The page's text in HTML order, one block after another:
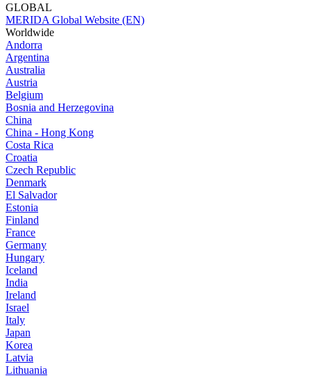
GLOBAL
MERIDA Global Website (EN)
Worldwide
Andorra
Argentina
Australia
Austria
Belgium
Bosnia and Herzegovina
China
China - Hong Kong
Costa Rica
Croatia
Czech Republic
Denmark
El Salvador
Estonia
Finland
France
Germany
Hungary
Iceland
India
Ireland
Israel
Italy
Japan
Korea
Latvia
Lithuania